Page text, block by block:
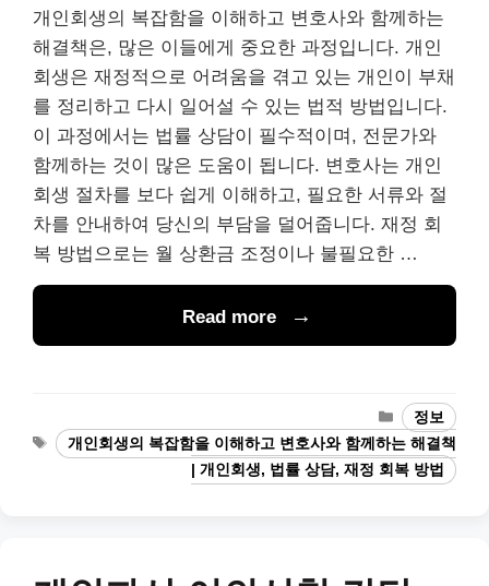
개인회생의 복잡함을 이해하고 변호사와 함께하는
해결책은, 많은 이들에게 중요한 과정입니다. 개인
회생은 재정적으로 어려움을 겪고 있는 개인이 부채
를 정리하고 다시 일어설 수 있는 법적 방법입니다.
이 과정에서는 법률 상담이 필수적이며, 전문가와
함께하는 것이 많은 도움이 됩니다. 변호사는 개인
회생 절차를 보다 쉽게 이해하고, 필요한 서류와 절
차를 안내하여 당신의 부담을 덜어줍니다. 재정 회
복 방법으로는 월 상환금 조정이나 불필요한 …
Read more
Categories
정보
Tags
개인회생의 복잡함을 이해하고 변호사와 함께하는 해결책
| 개인회생, 법률 상담, 재정 회복 방법